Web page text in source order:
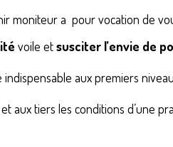
moniteur a pour vocation de
voile etsusciter l’envie de
aux premiers
aux tiers les conditions d’une